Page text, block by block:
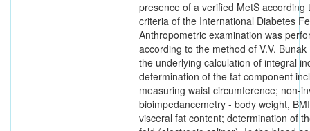
presence of a verified MetS according
criteria of the International Diabetes
Anthropometric examination was
according to the method of V.V.
the underlying calculation of integral
determination of the fat component
measuring waist circumference; non-
bioimpedancemetry - body weight,
visceral fat content; determination of